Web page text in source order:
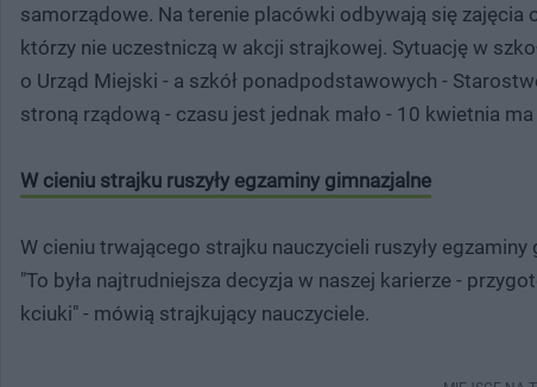
samorządowe. Na terenie placówki odbywają się
którzy nie uczestniczą w akcji strajkowej. Sytuację w
o Urząd Miejski - a szkół ponadpodstawowych -
stroną rządową - czasu jest jednak mało - 10 kwietnia
W cieniu strajku ruszyły egzaminy gimnazjalne
W cieniu trwającego strajku nauczycieli ruszyły
"To była najtrudniejsza decyzja w naszej karierze -
kciuki" - mówią strajkujący nauczyciele.